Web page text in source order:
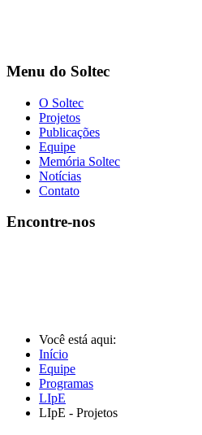
Menu do Soltec
O Soltec
Projetos
Publicações
Equipe
Memória Soltec
Notícias
Contato
Encontre-nos
Você está aqui:
Início
Equipe
Programas
LIpE
LIpE - Projetos